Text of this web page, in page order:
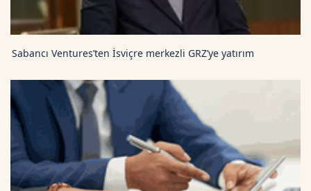
Sabancı Ventures’ten İsviçre merkezli GRZ’ye yatırım